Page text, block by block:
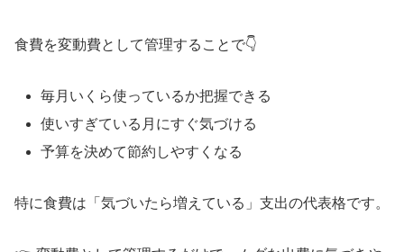
食費を変動費として管理することで👇
毎月いくら使っているか把握できる
使いすぎている月にすぐ気づける
予算を決めて節約しやすくなる
特に食費は「気づいたら増えている」支出の代表格です。